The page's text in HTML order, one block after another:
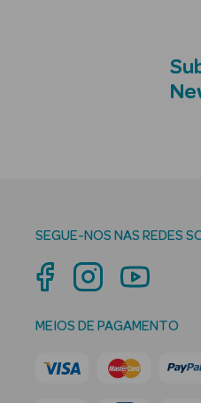
SEGUE-NOS NAS REDES
MEIOS DE PAGAMENTO